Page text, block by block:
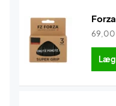
69,00
Læg